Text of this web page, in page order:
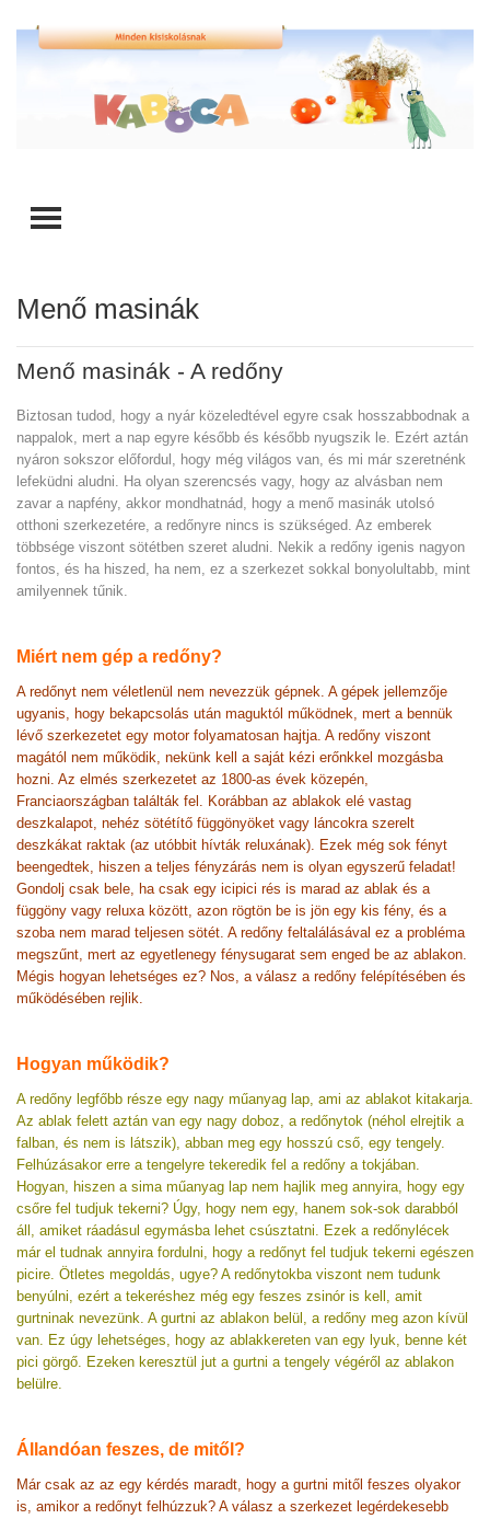
TOGGLE MENU
Menő masinák
Menő masinák - A redőny
Biztosan tudod, hogy a nyár közeledtével egyre csak hosszabbodnak a
nappalok, mert a nap egyre később és később nyugszik le. Ezért aztán
nyáron sokszor előfordul, hogy még világos van, és mi már szeretnénk
lefeküdni aludni. Ha olyan szerencsés vagy, hogy az alvásban nem
zavar a napfény, akkor mondhatnád, hogy a menő masinák utolsó
otthoni szerkezetére, a redőnyre nincs is szükséged. Az emberek
többsége viszont sötétben szeret aludni. Nekik a redőny igenis nagyon
fontos, és ha hiszed, ha nem, ez a szerkezet sokkal bonyolultabb, mint
amilyennek tűnik.
Miért nem gép a redőny?
A redőnyt nem véletlenül nem nevezzük gépnek. A gépek jellemzője
ugyanis, hogy bekapcsolás után maguktól működnek, mert a bennük
lévő szerkezetet egy motor folyamatosan hajtja. A redőny viszont
magától nem működik, nekünk kell a saját kézi erőnkkel mozgásba
hozni. Az elmés szerkezetet az 1800-as évek közepén,
Franciaországban találták fel. Korábban az ablakok elé vastag
deszkalapot, nehéz sötétítő függönyöket vagy láncokra szerelt
deszkákat raktak (az utóbbit hívták reluxának). Ezek még sok fényt
beengedtek, hiszen a teljes fényzárás nem is olyan egyszerű feladat!
Gondolj csak bele, ha csak egy icipici rés is marad az ablak és a
függöny vagy reluxa között, azon rögtön be is jön egy kis fény, és a
szoba nem marad teljesen sötét. A redőny feltalálásával ez a probléma
megszűnt, mert az egyetlenegy fénysugarat sem enged be az ablakon.
Mégis hogyan lehetséges ez? Nos, a válasz a redőny felépítésében és
működésében rejlik.
Hogyan működik?
A redőny legfőbb része egy nagy műanyag lap, ami az ablakot kitakarja.
Az ablak felett aztán van egy nagy doboz, a redőnytok (néhol elrejtik a
falban, és nem is látszik), abban meg egy hosszú cső, egy tengely.
Felhúzásakor erre a tengelyre tekeredik fel a redőny a tokjában.
Hogyan, hiszen a sima műanyag lap nem hajlik meg annyira, hogy egy
csőre fel tudjuk tekerni? Úgy, hogy nem egy, hanem sok-sok darabból
áll, amiket ráadásul egymásba lehet csúsztatni. Ezek a redőnylécek
már el tudnak annyira fordulni, hogy a redőnyt fel tudjuk tekerni egészen
picire. Ötletes megoldás, ugye? A redőnytokba viszont nem tudunk
benyúlni, ezért a tekeréshez még egy feszes zsinór is kell, amit
gurtninak nevezünk. A gurtni az ablakon belül, a redőny meg azon kívül
van. Ez úgy lehetséges, hogy az ablakkereten van egy lyuk, benne két
pici görgő. Ezeken keresztül jut a gurtni a tengely végéről az ablakon
belülre.
Állandóan feszes, de mitől?
Már csak az az egy kérdés maradt, hogy a gurtni mitől feszes olyakor
is, amikor a redőnyt felhúzzuk? A válasz a szerkezet legérdekesebb